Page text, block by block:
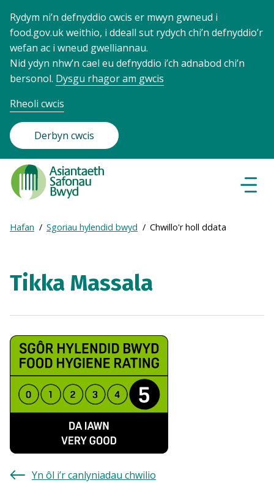
Rydym ni’n defnyddio cwcis er mwyn gwneud i
food.gov.uk weithio, i ddeall sut rydych chi’n defnyddio’r
wefan ac i wneud gwelliannau.
Nid ydyn nhw’n cael eu defnyddio i’ch adnabod chi’n
bersonol. Dysgu rhagor am gwcis
Rheoli cwcis
Derbyn cwcis
Food
Standards
Agency
Frontpage
Breadcrumb
Expand
breadcrumb
Hafan Sgoriau hylendid bwyd Chwillo'r holl ddata
Tikka Massala
Yn ôl i’r canlyniadau chwilio